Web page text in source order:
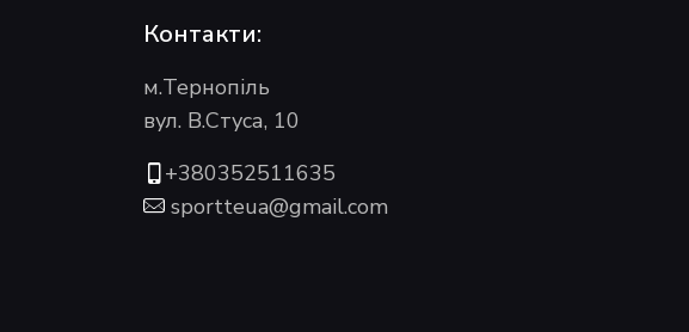
Контакти:
м.Тернопіль
вул. В.Стуса, 10
+380352511635
sportteua@gmail.com